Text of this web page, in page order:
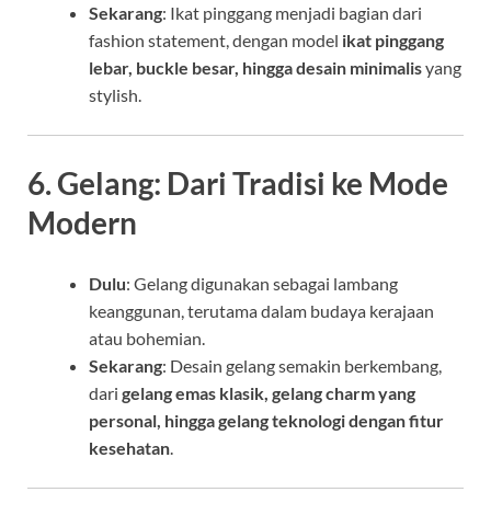
Sekarang: Ikat pinggang menjadi bagian dari
fashion statement, dengan model ikat pinggang
lebar, buckle besar, hingga desain minimalisyang
stylish.
6. Gelang: Dari Tradisi ke Mode
Modern
Dulu: Gelang digunakan sebagai lambang
keanggunan, terutama dalam budaya kerajaan
atau bohemian.
Sekarang: Desain gelang semakin berkembang,
dari gelang emas klasik, gelang charm yang
personal, hingga gelang teknologi dengan fitur
kesehatan.